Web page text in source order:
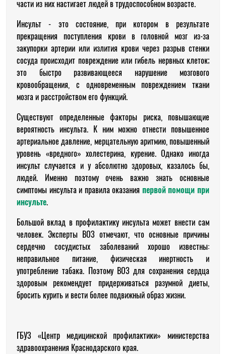
части из них настигает людей в трудоспособном возрасте.
Инсульт - это состояние, при котором в результате
прекращения поступления крови в головной мозг из-за
закупорки артерии или излития крови через разрыв стенки
сосуда происходит повреждение или гибель нервных клеток;
это быстро развивающееся нарушение мозгового
кровообращения, с одновременным повреждением ткани
мозга и расстройством его функций.
Существуют определенные факторы риска, повышающие
вероятность инсульта. К ним можно отнести повышенное
артериальное давление, мерцательную аритмию, повышенный
уровень «вредного» холестерина, курение. Однако иногда
инсульт случается и у абсолютно здоровых, казалось бы,
людей. Именно поэтому очень важно знать основные
симптомы инсульта и правила оказания первой помощи при
инсульте.
Большой вклад в профилактику инсульта может внести сам
человек. Эксперты ВОЗ отмечают, что основные причины
сердечно сосудистых заболеваний хорошо известны:
неправильное питание, физическая инертность и
употребление табака. Поэтому ВОЗ для сохранения сердца
здоровым рекомендует придерживаться разумной диеты,
бросить курить и вести более подвижный образ жизни.
ГБУЗ «Центр медицинской профилактики» министерства
здравоохранения Краснодарского края.